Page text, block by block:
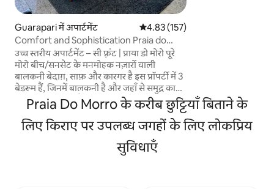
Guarapari में अपार्टमेंट औसत रेटिंग 5 में से 4.83, 157 समीक्षाएँ
4.83 (157)
Comfort and Sophistication Praia do
Morro/Beachfront
उच्च स्तरीय अपार्टमेंट – सी फ़्रंट | प्राया डो मोरो पूरे
मोरो बीच/सनसेट के मनमोहक नज़ारों वाली
बालकनी बेदाग़, साफ़ और कारगर है इस प्रॉपर्टी में 3
बेडरूम हैं, जिनमें बालकनी है और जहाँ से समुद्र का
नज़ारा दिखाई देता है, 2 बेडरूम में एयर कंडीशनिंग
की सुविधा है और 1 में छत पर पंखा लगा हुआ है • 2
बाथरूम • 3 अलग-अलग माहौल वाला बड़ा कमरा ।
वाई-फ़ाई और Netflix, Disney+ और Prime
Video का ऐक्सेस और अन्य स्ट्रीमिंग • पूरा किचन •
वॉशिंग मशीन के साथ सेवा क्षेत्र गैरेज बिल्डिंग में 3
Praia Do Morro के करीब छुट्टियाँ बिताने के
लिए किराए पर उपलब्ध जगहों के लिए लोकप्रिय
सुविधाएँ